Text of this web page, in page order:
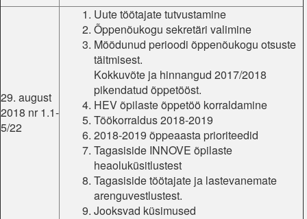
29. august
2018 nr 1.1-
5/22
Uute töötajate tutvustamine
Õppenõukogu sekretäri valimine
Möödunud perioodi õppenõukogu otsuste
täitmisest.
Kokkuvõte ja hinnangud 2017/2018
pikendatud õppetööst.
HEV õpilaste õppetöö korraldamine
Töökorraldus 2018-2019
2018-2019 õppeaasta prioriteedid
Tagasiside INNOVE õpilaste
heaoluküsitlustest
Tagasiside töötajate ja lastevanemate
arenguvestlustest.
Jooksvad küsimused